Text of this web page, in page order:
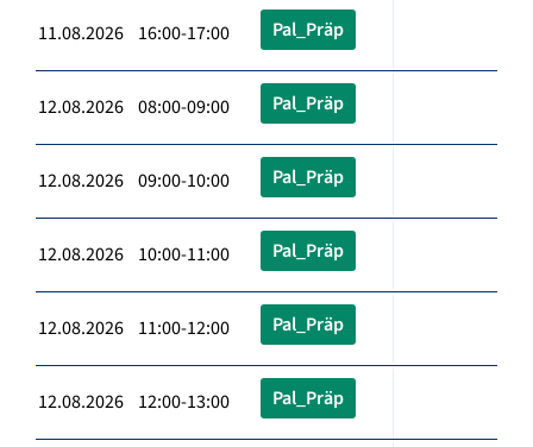
11.08.2026 16:00-17:00 Pal_Präp
12.08.2026 08:00-09:00 Pal_Präp
12.08.2026 09:00-10:00 Pal_Präp
12.08.2026 10:00-11:00 Pal_Präp
12.08.2026 11:00-12:00 Pal_Präp
12.08.2026 12:00-13:00 Pal_Präp